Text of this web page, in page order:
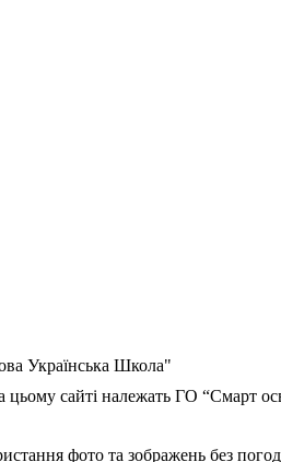
Українська Школа"
сайті належать ГО “Смарт
фото та зображень без